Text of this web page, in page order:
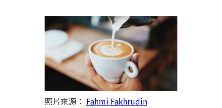
照片來源： Fahmi Fakhrudin